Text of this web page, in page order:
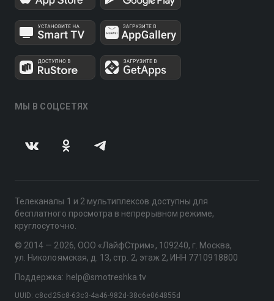
МЫ В СОЦСЕТЯХ
Телеканалы 1 и 2 мультиплексов доступны для
бесплатного просмотра в непрерывном режиме,
круглосуточно.
© 2014 — 2026, ООО «ЛайфСтрим», 109240, г. Москва,
ул. Николоямская, д. 13, стр. 2, этаж 2, ИНН 7710918800
Поддержка: help@smotreshka.tv
UUID: c8cd25c8-63c3-4a46-982d-38c6e064855d